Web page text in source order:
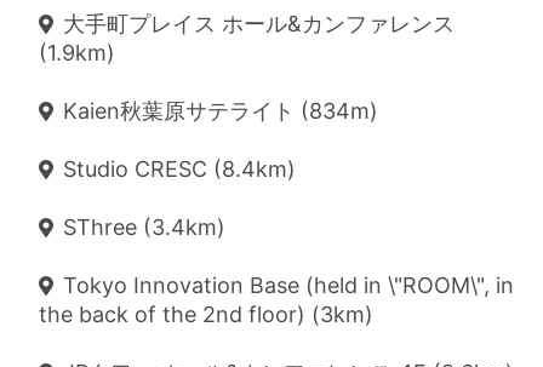
大手町プレイス ホール&カンファレンス
(1.9km)
Kaien秋葉原サテライト (834m)
Studio CRESC (8.4km)
SThree (3.4km)
Tokyo Innovation Base (held in \"ROOM\", in
the back of the 2nd floor) (3km)